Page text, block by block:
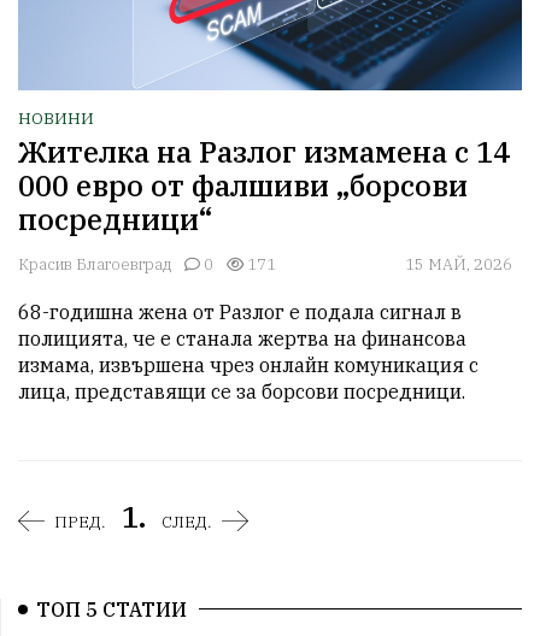
НОВИНИ
Жителка на Разлог измамена с 14
000 евро от фалшиви „борсови
посредници“
Красив Благоевград 0 171 15 МАЙ, 2026
68-годишна жена от Разлог е подала сигнал в
полицията, че е станала жертва на финансова
измама, извършена чрез онлайн комуникация с
лица, представящи се за борсови посредници.
ПРЕД. 1. СЛЕД.
ТОП 5 СТАТИИ